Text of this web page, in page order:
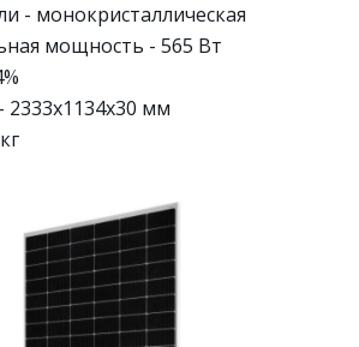
- монокристаллическая
мощность - 565 Вт
мм